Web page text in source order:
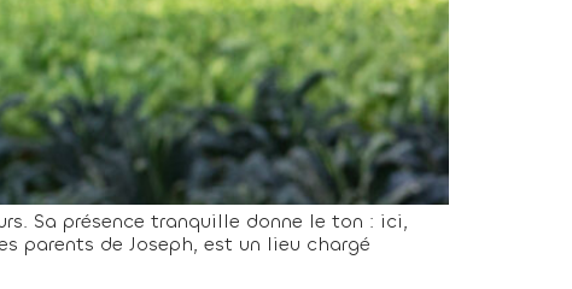
Sa présence tranquille donne le ton : ici,
parents de Joseph, est un lieu chargé